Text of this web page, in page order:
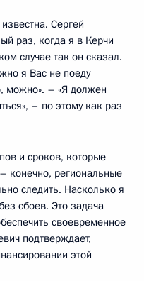
Сергей
раз, когда я в Керчи
случае так он сказал.
я Вас не поеду
можно». – «Я должен
– по этому как раз
и сроков, которые
конечно, региональные
следить. Насколько я
сбоев. Это задача
своевременное
подтверждает,
этой